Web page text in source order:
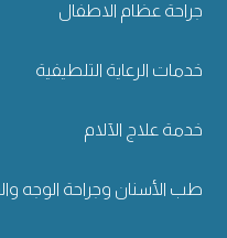
جراحة عظام الاطفال
خدمات الرعاية التلطيفية
خدمة علاج الآلام
طب الأسنان وجراحة الوجه